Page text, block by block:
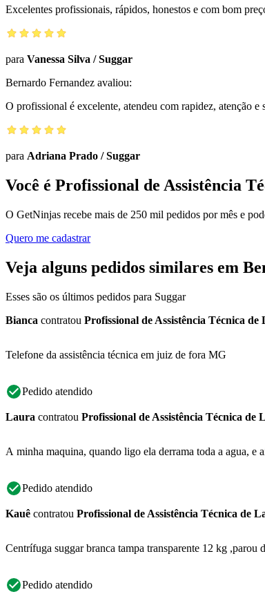
Excelentes profissionais, rápidos, honestos e com bom
para Vanessa Silva /Suggar
Bernardo Fernandez avaliou:
O profissional é excelente, atendeu com rapidez, atenção
para Adriana Prado /Suggar
Você é Profissional de Assistência
O GetNinjas recebe mais de 250 mil pedidos por mês e
Quero me cadastrar
Veja alguns pedidos similares em
Esses são os últimos pedidos para Suggar
Bianca contratou Profissional de Assistência Técnica de
Telefone da assistência técnica em juiz de fora MG
Pedido atendido
Laura contratou Profissional de Assistência Técnica de
A minha maquina, quando ligo ela derrama toda a agua, e
Pedido atendido
Kauê contratou Profissional de Assistência Técnica de
Centrífuga suggar branca tampa transparente 12 kg ,parou
Pedido atendido